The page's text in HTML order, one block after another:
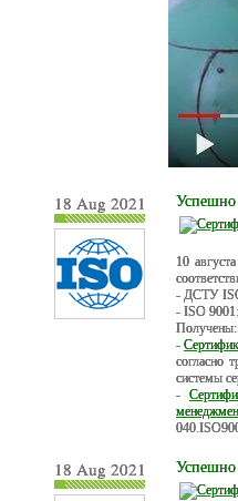
18 Aug 2021
10
- ДСТУ
- ISO
Получены:
-
согласно
системы
-
18 Aug 2021